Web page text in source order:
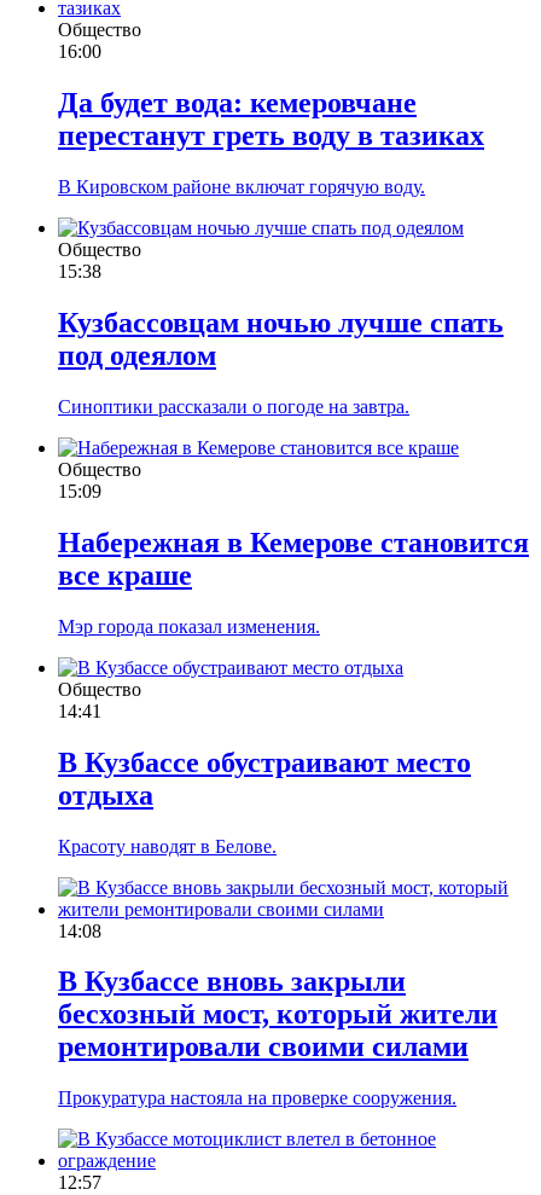
Общество
16:00
Да будет вода: кемеровчане
перестанут греть воду в тазиках
В Кировском районе включат горячую воду.
Общество
15:38
Кузбассовцам ночью лучше спать
под одеялом
Синоптики рассказали о погоде на завтра.
Общество
15:09
Набережная в Кемерове становится
все краше
Мэр города показал изменения.
Общество
14:41
В Кузбассе обустраивают место
отдыха
Красоту наводят в Белове.
14:08
В Кузбассе вновь закрыли
бесхозный мост, который жители
ремонтировали своими силами
Прокуратура настояла на проверке сооружения.
12:57